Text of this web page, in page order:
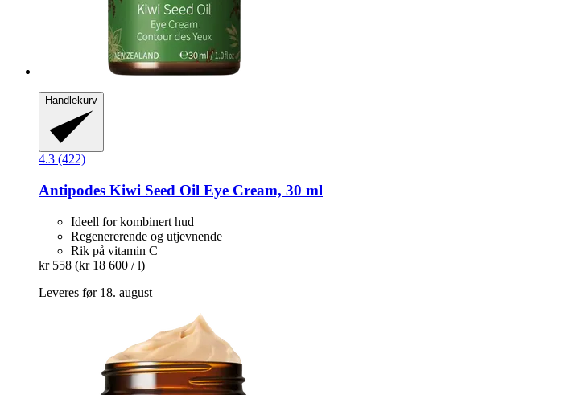
Handlekurv
4.3 (422)
Antipodes Kiwi Seed Oil Eye Cream, 30 ml
Ideell for kombinert hud
Regenererende og utjevnende
Rik på vitamin C
kr 558 (kr 18 600 / l)
Leveres før 18. august